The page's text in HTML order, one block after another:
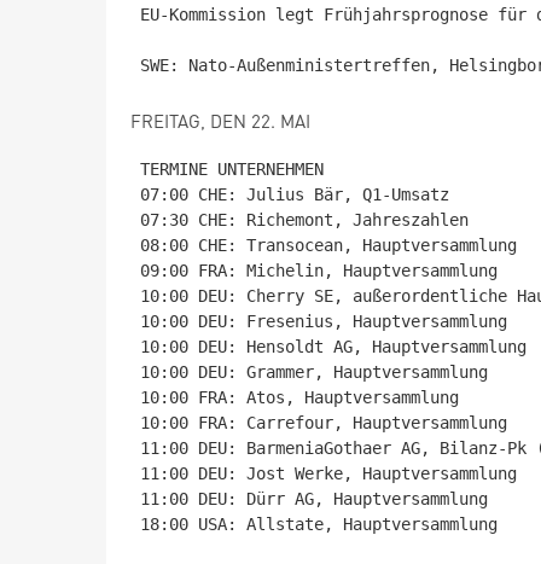
EU-Kommission legt Frühjahrsprognose
FREITAG, DEN 22. MAI
TERMINE UNTERNEHMEN
07:00 CHE: Julius Bär, Q1-Umsatz
07:30 CHE: Richemont, Jahreszahlen
08:00 CHE: Transocean, Hauptversammlung
09:00 FRA: Michelin, Hauptversammlung
10:00 DEU: Cherry SE, außerordentliche
10:00 DEU: Fresenius, Hauptversammlung
10:00 DEU: Hensoldt AG, Hauptversammlung
10:00 DEU: Grammer, Hauptversammlung
10:00 FRA: Atos, Hauptversammlung
10:00 FRA: Carrefour, Hauptversammlung
11:00 DEU: BarmeniaGothaer AG, Bilanz-
11:00 DEU: Jost Werke, Hauptversammlung
11:00 DEU: Dürr AG, Hauptversammlung
18:00 USA: Allstate, Hauptversammlung